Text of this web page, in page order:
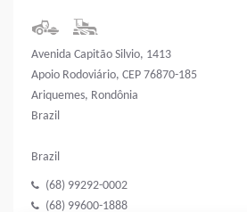
Avenida Capitão Silvio, 1413
Apoio Rodoviário, CEP 76870-185
Ariquemes, Rondônia
Brazil
Brazil
(68) 99292-0002
(68) 99600-1888